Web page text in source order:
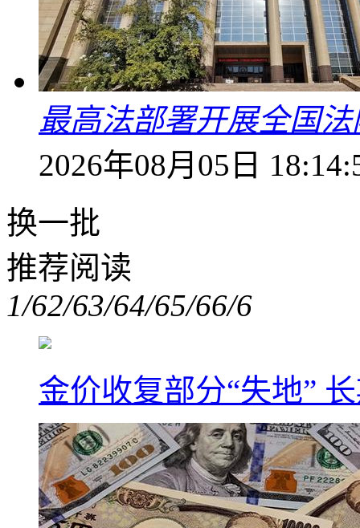
最高法部署开展全国
2026年08月05日
换一批
推荐阅读
1/62/63/64/65/66/6
金价收复部分“失地”